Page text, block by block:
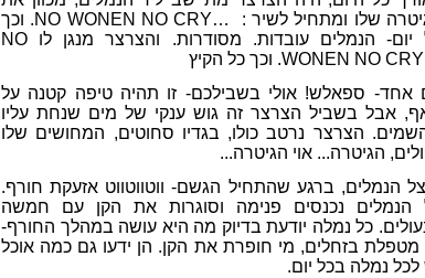
שלו ומתחיל לשיר :
NO WONEN NO CRY…. וכך
יום- הנמלים עובדות. מסודרות. והצרצר מנגן לו NO
WONEN NO. וכך כל הקיץ
אחד- ספאלש! אולי בשבילכם- זו תהיה טיפה קטנה על
אבל בשביל הצרצר זה גוש ענקי של מים שנחת עליו
הצרצר נרטב כולו, בגדיו סחוטים, המחושים שלו
הגיטרה... אוי הגיטרה...
הנמלים, ברגע שהתחיל הגשם- ווטווטווט אזעקת חורף.
הנמלים נכנסים פנימה וסוגרות את הקן עם חמשה
כל נמלה יודעת בדיוק מה היא עושה במהלך החורף-
מטפלת בזחלים, מי חופרת את הקן. הן ידעו גם כמה אוכל
לכל נמלה בכל יום.